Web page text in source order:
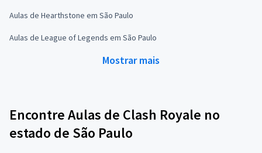
Aulas de Hearthstone em São Paulo
Aulas de League of Legends em São Paulo
Mostrar mais
Encontre Aulas de Clash Royale no
estado de São Paulo